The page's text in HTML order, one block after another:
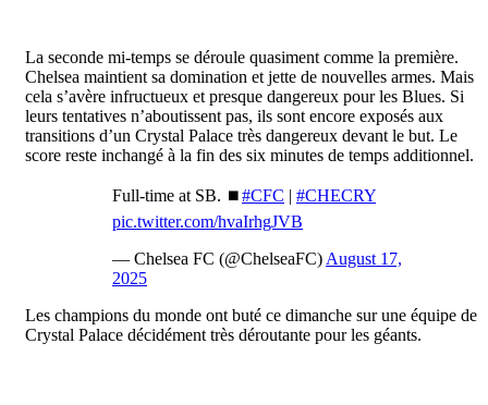
La seconde mi-temps se déroule quasiment comme la première.
Chelsea maintient sa domination et jette de nouvelles armes. Mais
cela s’avère infructueux et presque dangereux pour les Blues. Si
leurs tentatives n’aboutissent pas, ils sont encore exposés aux
transitions d’un Crystal Palace très dangereux devant le but. Le
score reste inchangé à la fin des six minutes de temps additionnel.
Full-time at SB. ⏹️#CFC | #CHECRY
pic.twitter.com/hvaIrhgJVB
— Chelsea FC (@ChelseaFC) August 17,
2025
Les champions du monde ont buté ce dimanche sur une équipe de
Crystal Palace décidément très déroutante pour les géants.